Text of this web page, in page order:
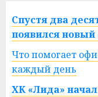
Спустя два
появился новый
Что помогает
каждый день
ХК «Лида»